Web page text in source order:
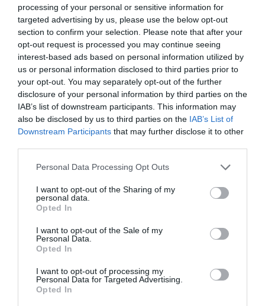
processing of your personal or sensitive information for
targeted advertising by us, please use the below opt-out
section to confirm your selection. Please note that after your
opt-out request is processed you may continue seeing
interest-based ads based on personal information utilized by
us or personal information disclosed to third parties prior to
your opt-out. You may separately opt-out of the further
disclosure of your personal information by third parties on the
IAB’s list of downstream participants. This information may
also be disclosed by us to third parties on the IAB’s List of
Downstream Participants that may further disclose it to other
Please note that this website/app uses one or more Google
not limited to your visit or usage behaviour. You may click to
grant or deny consent to Google and its third-party tags to
use your data for below specified purposes in below Google
consent section.
Personal Data Processing Opt Outs
I want to opt-out of the Sharing of my
personal data.
Opted In
I want to opt-out of the Sale of my
Personal Data.
Opted In
I want to opt-out of processing my
Personal Data for Targeted Advertising.
Opted In